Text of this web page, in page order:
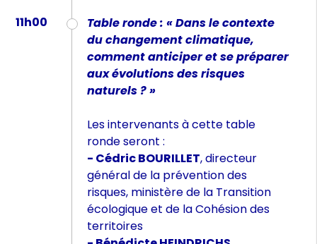
11h00
Table ronde : « Dans le contexte
du changement climatique,
comment anticiper et se préparer
aux évolutions des risques
naturels ? »
Les intervenants à cette table
ronde seront :
- Cédric BOURILLET, directeur
général de la prévention des
risques, ministère de la Transition
écologique et de la Cohésion des
territoires